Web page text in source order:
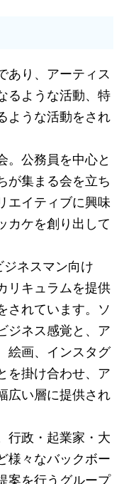
あり、アーティス
るような活動、特
ような活動をされ
。公務員を中心と
が集まる会を立ち
エイティブに興味
カケを創り出して
ネスマン向け
リキュラムを提供
されています。ソ
ジネス感覚と、ア
絵画、インスタグ
を掛け合わせ、ア
広い層に提供され
行政・起業家・大
様々なバックボー
案を行うグループ